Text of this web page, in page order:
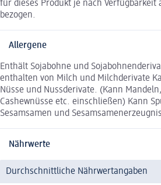
für dieses Produkt je nach Verfügbarkeit
bezogen.
Allergene
Enthält Sojabohne und
enthalten von Milch und Milchderivate
Nüsse und Nussderivate. (Kann
Cashewnüsse etc. einschließen) Kann
Sesamsamen und
Nährwerte
Durchschnittliche Nährwertangaben